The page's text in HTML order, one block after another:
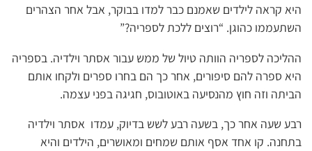
היא קראה לילדים שאמנם כבר למדו בבוקר, אבל אחר הצהרים
השתעממו כהוגן. “רוצים ללכת לספריה?”
ההליכה לספריה הוותה טיול של ממש עבור אסתר וילדיה. בספריה
היא ספרה להם סיפורים, אחר כך הם בחרו ספרים ולקחו אותם
הביתה וזה חוץ מהנסיעה באוטובוס, חגיגה בפני עצמה.
רבע שעה אחר כך, בשעה רבע לשש בדיוק, עמדו אסתר וילדיה
בתחנה. קו אחד אסף אותם שמחים ומאושרים, הילדים והיא